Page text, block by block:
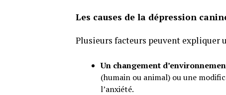
Les causes de la dépression
Plusieurs facteurs peuvent expliquer
Un changement
(humain ou animal) ou une
l’anxiété.